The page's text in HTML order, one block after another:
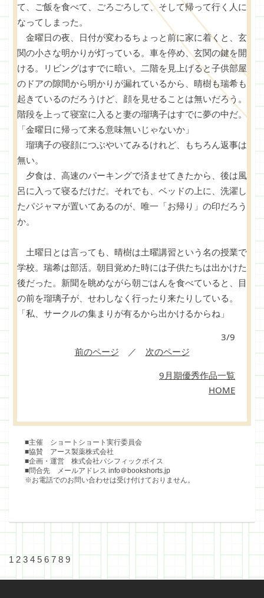
て、ご飯を食べて、ごろごろして、そして帰って行く人に
なってしまった。
金曜日の夜、日付が変わるちょっと前に家に着くと、玄
関の小さな明かりが灯っている。車を停め、玄関の鍵を開
ける。リビングはすでに暗い。二階を見上げると子供部屋
のドアの隙間から明かりが漏れているから、晴樹も瑞希も
起きているのだろうけど、顔を見せることは無いだろう。
階段を上って寝室に入ると妻の瑠璃子はすでに夢の中だ。
「金曜日に帰って来る意味無いじゃないか」
瑠璃子の寝顔につぶやいてみるけれど、もちろん返事は
無い。
夕食は、高速のパーキングで済ませてきたから、後は風
呂に入って寝るだけだ。それでも、ベッドの上に、洗濯し
たパジャマが置いてあるのが、唯一「お帰り」の印だろう
か。
土曜日とは言っても、晴樹は土曜講習という名の授業で
学校。瑞希は部活。朝目覚めた時には子供たちは出かけた
後だった。新聞を眺めながら朝ごはんを食べていると、目
の前を瑠璃子が、せわしなく行ったり来たりしている。
「私、サークルの集まりが有るから出かけるからね」
3/9
前のページ ／ 次のページ
9月期優秀作品一覧
HOME
■主催 ショートショート実行委員会
■協賛 アース製薬株式会社
■企画・運営 株式会社パシフィックボイス
■問合先 メールアドレス info＠bookshorts.jp
※お電話でのお問い合わせは受け付けておりません。
1 2 3 4 5 6 7 8 9